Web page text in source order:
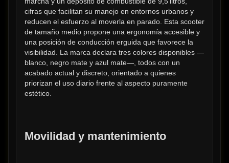
cifras que facilitan su manejo en entornos urbanos y
reducen el esfuerzo al moverla en parado. Esta scooter
de tamaño medio propone una ergonomía accesible y
una posición de conducción erguida que favorece la
visibilidad. La marca declara tres colores disponibles —
blanco, negro mate y azul mate—, todos con un
acabado actual y discreto, orientado a quienes
priorizan el uso diario frente al aspecto puramente
estético.
Movilidad y mantenimiento